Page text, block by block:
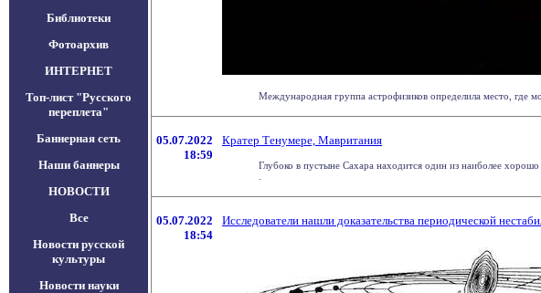
Библиотеки
Фотоархив
ИНТЕРНЕТ
Топ-лист "Русского
переплета"
Баннерная сеть
Наши баннеры
НОВОСТИ
Все
Новости русской
культуры
Новости науки
Международная группа астрофизиков определила место, где
05.07.2022
18:59
Кратер Тенумере, Мавритания
Глубоко в пустыне Сахара находится один из наиболее
05.07.2022
18:54
Исследователи нашли доказательства периодической